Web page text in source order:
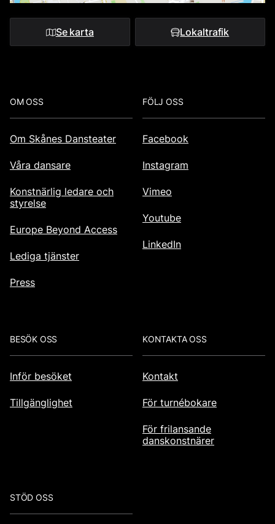
Se karta Lokaltrafik
Footer
OM OSS
Om Skånes Dansteater
Våra dansare
Konstnärlig ledare och
styrelse
Europe Beyond Access
Lediga tjänster
Press
FÖLJ OSS
Facebook
Instagram
Vimeo
Youtube
LinkedIn
BESÖK OSS
Inför besöket
Tillgänglighet
KONTAKTA OSS
Kontakt
För turnébokare
För frilansande
danskonstnärer
STÖD OSS